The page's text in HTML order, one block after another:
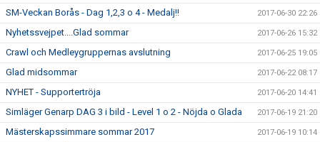
SM-Veckan Borås - Dag 1,2,3 o 4 - Medalj!! 2017-06-30 22:26
Nyhetssvejpet....Glad sommar 2017-06-26 15:32
Crawl och Medleygruppernas avslutning 2017-06-25 19:05
Glad midsommar 2017-06-22 08:17
NYHET - Supportertröja 2017-06-20 14:41
Simläger Genarp DAG 3 i bild - Level 1 o 2 - Nöjda o Glada 2017-06-19 21:20
Mästerskapssimmare sommar 2017 2017-06-19 10:14